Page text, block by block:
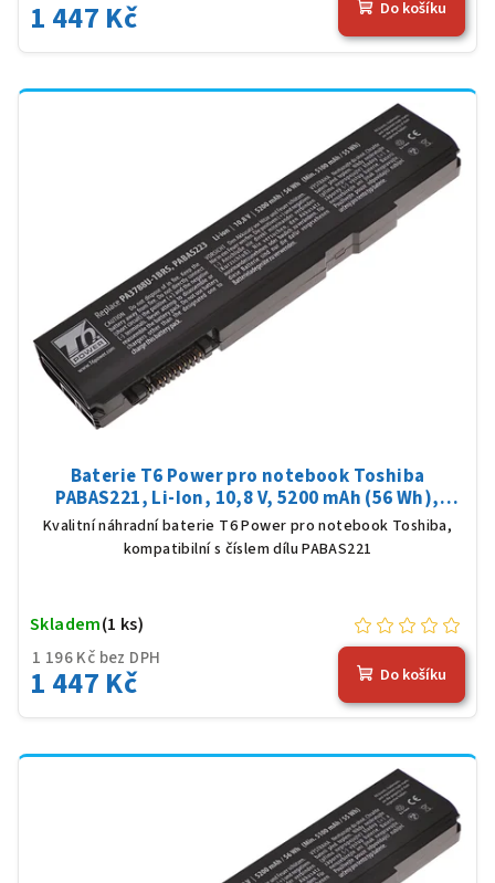
1 447 Kč Do košíku
Baterie T6 Power pro notebook Toshiba
PABAS221, Li-Ion, 10,8 V, 5200 mAh (56 Wh),
černá
Kvalitní náhradní baterie T6 Power pro notebook Toshiba,
kompatibilní s číslem dílu PABAS221
1 196 Kč bez DPH
1 447 Kč
Skladem(1 ks)
Do košíku